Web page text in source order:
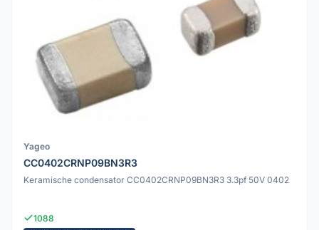
Yageo
CC0402CRNP09BN3R3
Keramische condensator CC0402CRNP09BN3R3 3.3pf 50V 0402
1088